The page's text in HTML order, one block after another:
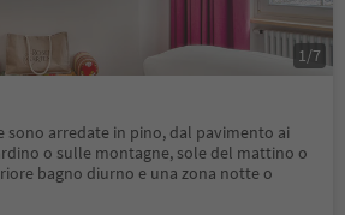
sono arredate in pino, dal pavimento ai
o sulle montagne, sole del mattino o
bagno diurno e una zona notte o
1/7